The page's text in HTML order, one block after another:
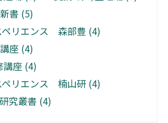
書 (5)
ペリエンス 森部豊 (4)
座 (4)
講座 (4)
ペリエンス 楠山研 (4)
究叢書 (4)